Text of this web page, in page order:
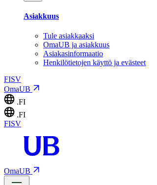
Asiakkuus
Tule asiakkaaksi
OmaUB ja asiakkuus
Asiakasinformaatio
Henkilötietojen käyttö ja evästeet
FISV
OmaUB
.FI
.FI
FISV
OmaUB